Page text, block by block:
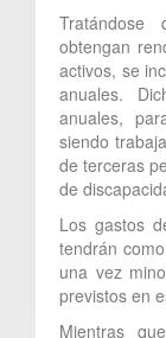
Tratándose
obtengan
activos, se
anuales.
anuales,
siendo
de terceras
de
Los gastos
tendrán
una vez
previstos en
Mientras